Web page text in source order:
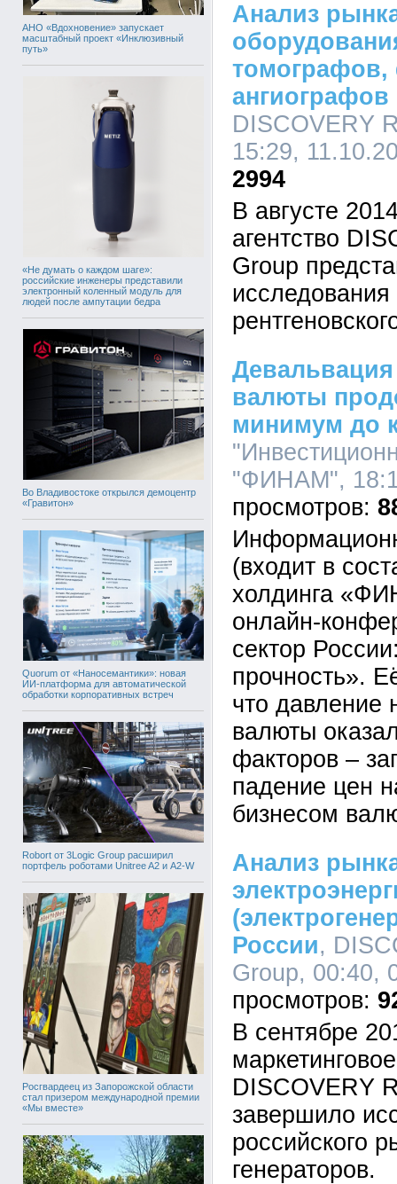
АНО «Вдохновение» запускает
масштабный проект «Инклюзивный
путь»
«Не думать о каждом шаге»:
российские инженеры представили
электронный коленный модуль для
людей после ампутации бедра
Во Владивостоке открылся демоцентр
«Гравитон»
Quorum от «Наносемантики»: новая
ИИ-платформа для автоматической
обработки корпоративных встреч
Robort от 3Logic Group расширил
портфель роботами Unitree A2 и A2-W
Росгвардеец из Запорожской области
стал призером международной премии
«Мы вместе»
Анализ
DISCOVERY
15:29,
2994
В августе
агентство
Group
исследования
валюты
минимум до
"ФИНАМ",
(входит в
холдинга
онлайн-
сектор
прочность».
что давление
валюты
факторов –
падение цен
бизнесом
Анализ
России,
Group, 00:40,
В сентябре
DISCOVERY
завершило
российского
генераторов.